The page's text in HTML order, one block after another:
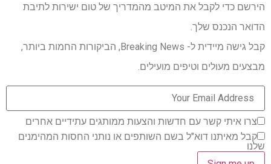
הירשם כדי לקבל את המיטב מהמדריך של טום ישירות לתיבת
הדואר הנכנס שלך.
קבל גישה מיידית ל- Breaking News, הביקורות החמות ביותר,
מבצעים מעולים וטיפים מועילים.
צרו איתי קשר עם חדשות והצעות ממותגים עתידיים אחרים
קבל מאיתנו דוא"ל בשם השותפים או נותני החסות המהימנים
שלנו